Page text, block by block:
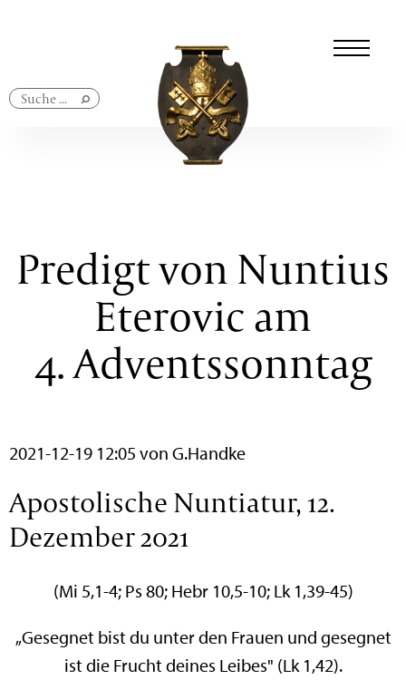
Predigt von Nuntius
Eterovic am
4. Adventssonntag
2021-12-19 12:05 von G.Handke
Apostolische Nuntiatur, 12.
Dezember 2021
(Mi 5,1-4; Ps 80; Hebr 10,5-10; Lk 1,39-45)
„Gesegnet bist du unter den Frauen und gesegnet
ist die Frucht deines Leibes" (Lk 1,42).